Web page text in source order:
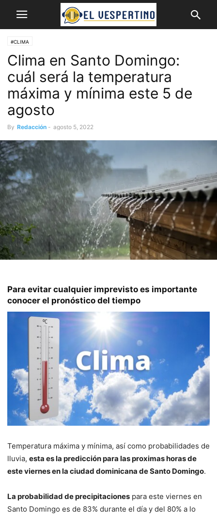
#CLIMA
Clima en Santo Domingo:
cuál será la temperatura
máxima y mínima este 5 de
agosto
By Redacción - agosto 5, 2022
Para evitar cualquier imprevisto es importante
conocer el pronóstico del tiempo
Temperatura máxima y mínima, así como probabilidades de
lluvia, esta es la predicción para las proximas horas de
este viernes en la ciudad dominicana de Santo Domingo.
La probabilidad de precipitaciones para este viernes en
Santo Domingo es de 83% durante el día y del 80% a lo